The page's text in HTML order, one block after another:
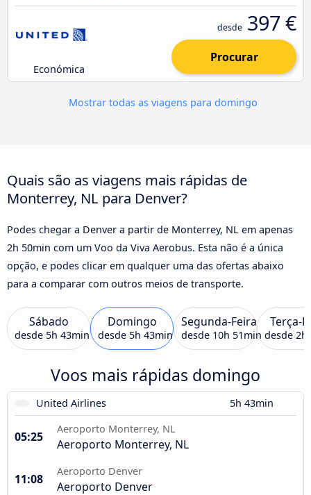
Económica
desde 397 €
Procurar
Mostrar todas as viagens para domingo
Quais são as viagens mais rápidas de
Monterrey, NL para Denver?
Podes chegar a Denver a partir de Monterrey, NL em apenas
2h 50min com um Voo da Viva Aerobus. Esta não é a única
opção, e podes clicar em qualquer uma das ofertas abaixo
para a comparar com outros meios de transporte.
Sábado
desde 5h 43min
Domingo
desde 5h 43min
Segunda-Feira
desde 10h 51min
Terça-
desde 2h
Voos mais rápidas domingo
United Airlines 5h 43min
05:25
Aeroporto Monterrey, NL
Aeroporto Monterrey, NL
11:08
Aeroporto Denver
Aeroporto Denver